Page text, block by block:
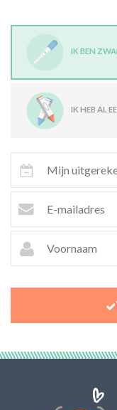
IK BEN
IK HEB AL